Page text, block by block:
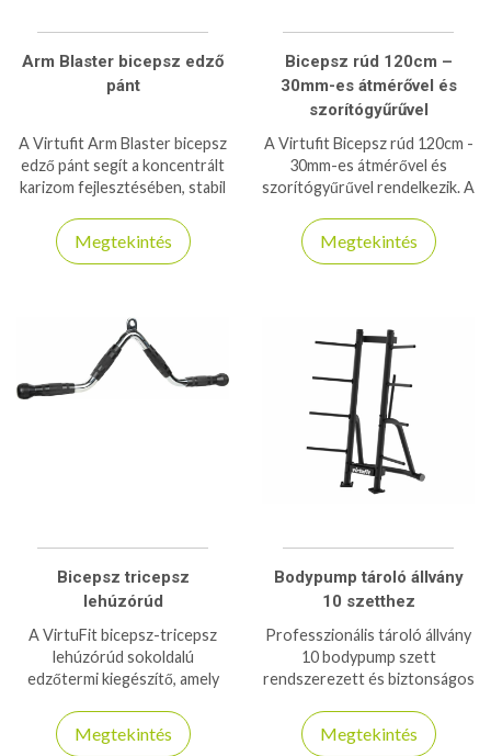
Arm Blaster bicepsz edző
pánt
A Virtufit Arm Blaster bicepsz
edző pánt segít a koncentrált
karizom fejlesztésében, stabil
biztosít edzés közben.
Megtekintés
Bicepsz rúd 120cm –
30mm-es átmérővel és
szorítógyűrűvel
A Virtufit Bicepsz rúd 120cm -
30mm-es átmérővel és
szorítógyűrűvel rendelkezik. A
megkönnyíti a karok edzését
Megtekintés
Bicepsz tricepsz
lehúzórúd
A VirtuFit bicepsz-tricepsz
lehúzórúd sokoldalú
edzőtermi kiegészítő, amely
izomerősítést biztosít bicepsz
és tricepsz edzésekhez.
Megtekintés
Bodypump tároló állvány
10 szetthez
Professzionális tároló állvány
10 bodypump szett
rendszerezett és biztonságos
helytakarékos kialakítás,
edzőtermekhez.
Megtekintés